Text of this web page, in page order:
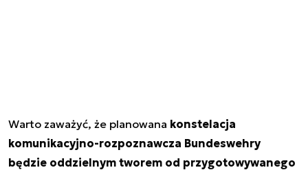
Warto zaważyć, że planowana konstelacja
komunikacyjno-rozpoznawcza Bundeswehry
będzie oddzielnym tworem od przygotowywanego